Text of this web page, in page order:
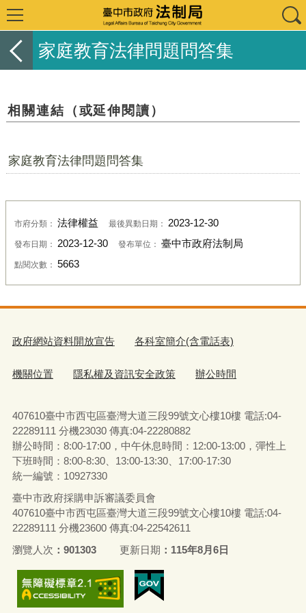
家庭教育法律問題問答集
相關連結（或延伸閱讀）
家庭教育法律問題問答集
市府分類： 法律權益 最後異動日期： 2023-12-30
發布日期： 2023-12-30 發布單位： 臺中市政府法制局
點閱次數： 5663
政府網站資料開放宣告 各科室簡介(含電話表)
機關位置 隱私權及資訊安全政策 辦公時間
407610臺中市西屯區臺灣大道三段99號文心樓10樓 電話:04-
22289111 分機23030 傳真:04-22280882
辦公時間：8:00-17:00，中午休息時間：12:00-13:00，彈性上
下班時間：8:00-8:30、13:00-13:30、17:00-17:30
統一編號：10927330
臺中市政府採購申訴審議委員會
407610臺中市西屯區臺灣大道三段99號文心樓10樓 電話:04-
22289111 分機23600 傳真:04-22542611
瀏覽人次
901303 更新日期 115年8月6日